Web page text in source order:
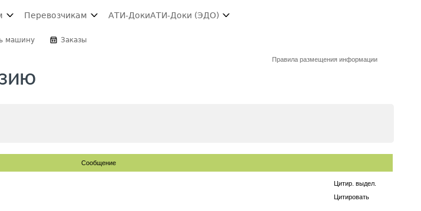
Перевозчикам АТИ-ДокиАТИ-Доки (ЭДО)
машину Заказы
Правила размещения информации
Сообщение
Цитир. выдел.
Цитировать